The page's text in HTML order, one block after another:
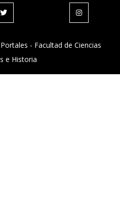
- Facultad de Ciencias
e Historia